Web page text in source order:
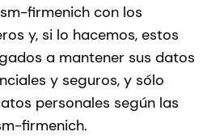
firmenich con los
y, si lo hacemos, estos
a mantener sus datos
y seguros, y sólo
personales según las
firmenich.